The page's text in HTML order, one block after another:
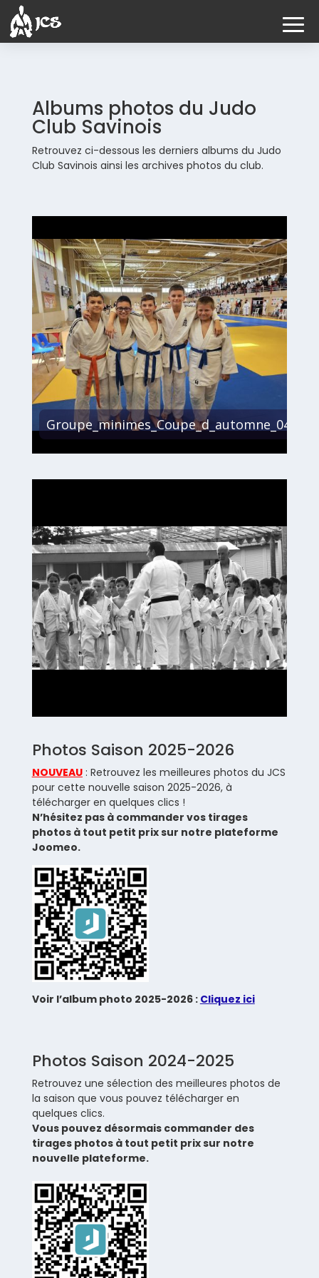
Albums photos du Judo
Club Savinois
Retrouvez ci-dessous les derniers albums du Judo
Club Savinois ainsi les archives photos du club.
Photos Saison 2025-2026
NOUVEAU: Retrouvez les meilleures photos du JCS
pour cette nouvelle saison 2025-2026, à
télécharger en quelques clics !
N’hésitez pas à commander vos tirages
photos à tout petit prix sur notre plateforme
Joomeo.
Voir l’album photo 2025-2026 : Cliquez ici
Photos Saison 2024-2025
Retrouvez une sélection des meilleures photos de
la saison que vous pouvez télécharger en
quelques clics.
Vous pouvez désormais commander des
tirages photos à tout petit prix sur notre
nouvelle plateforme.